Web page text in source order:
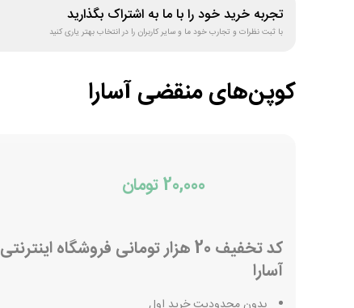
تجربه خرید خود را با ما به اشتراک بگذارید
با ثبت نظرات و تجارب خود ما و سایر کاربران را در انتخاب بهتر یاری کنید
کوپن‌های منقضیآسارا
20,000 تومان
کد تخفیف 20 هزار تومانی فروشگاه اینترنتی
آسارا